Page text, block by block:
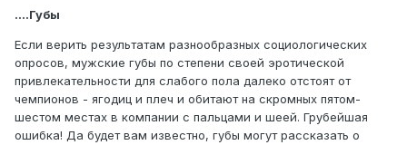
....Губы
Если верить результатам разнообразных социологических
опросов, мужские губы по степени своей эротической
привлекательности для слабого пола далеко отстоят от
чемпионов - ягодиц и плеч и обитают на скромных пятом-
шестом местах в компании с пальцами и шеей. Грубейшая
ошибка! Да будет вам известно, губы могут рассказать о